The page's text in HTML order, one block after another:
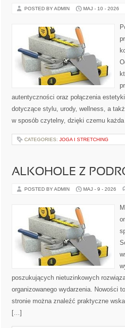
POSTED BY ADMIN MAJ - 10 - 2026
autentyczności oraz połączenia
dotyczące stylu, urody, wellness, a
w sposób czytelny, dzięki czemu
CATEGORIES: JOGA I STRETCHING
ALKOHOLE Z
POSTED BY ADMIN MAJ - 9 - 2026
poszukujących nietuzinkowych
organizowanego wydarzenia. Nowości
stronie można znaleźć praktyczne
[…]